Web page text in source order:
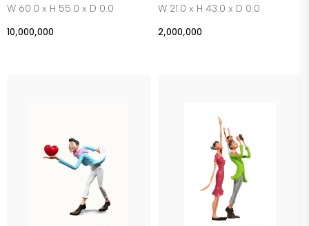
W 60.0 x H 55.0 x D 0.0
10,000,000
W 21.0 x H 43.0 x D 0.0
2,000,000